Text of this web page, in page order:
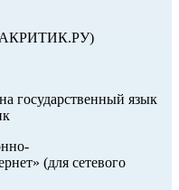
государственный язык
(для сетевого